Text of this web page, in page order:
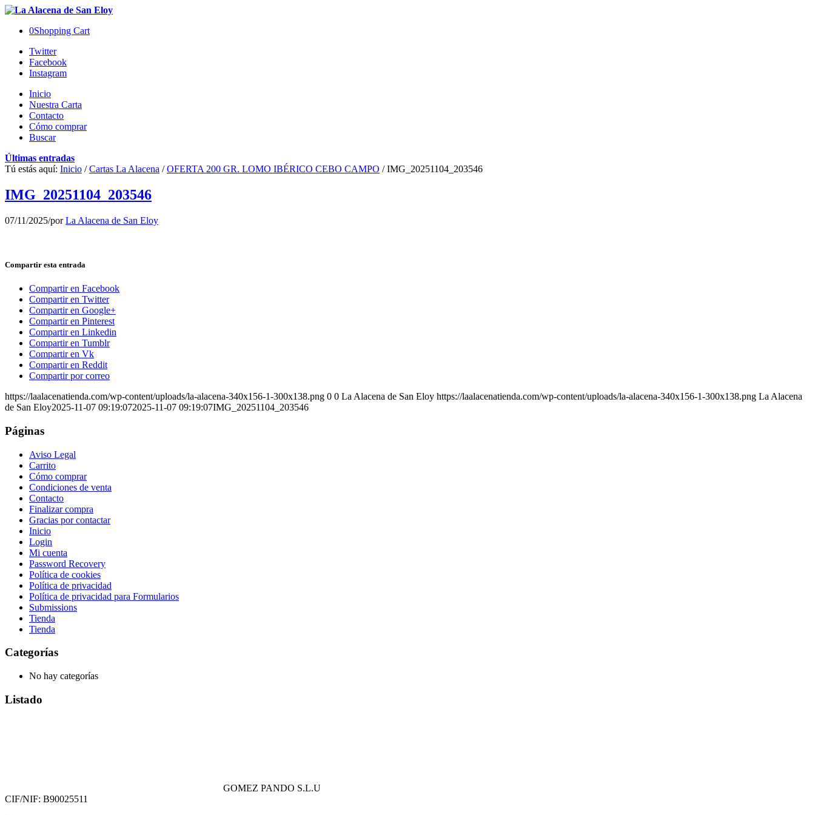
0Shopping Cart
Twitter
Facebook
Instagram
Inicio
Nuestra Carta
Contacto
Cómo comprar
Buscar
Últimas entradas
Tú estás aquí: Inicio / Cartas La Alacena / OFERTA 200 GR. LOMO IBÉRICO CEBO CAMPO / IMG_20251104_203546
IMG_20251104_203546
07/11/2025/porLa Alacena de San Eloy
Compartir esta entrada
Compartir en Facebook
Compartir en Twitter
Compartir en Google+
Compartir en Pinterest
Compartir en Linkedin
Compartir en Tumblr
Compartir en Vk
Compartir en Reddit
Compartir por correo
https://laalacenatienda.com/wp-content/uploads/la-alacena-340x156-1-300x138.png 0 0 La Alacena de San Eloy https://laalacenatienda.com/wp-content/uploads/la-alacena-340x156-1-300x138.png La Alacena
de San Eloy2025-11-07 09:19:072025-11-07 09:19:07IMG_20251104_203546
Páginas
Aviso Legal
Carrito
Cómo comprar
Condiciones de venta
Contacto
Finalizar compra
Gracias por contactar
Inicio
Login
Mi cuenta
Password Recovery
Política de cookies
Política de privacidad
Política de privacidad para Formularios
Submissions
Tienda
Tienda
Categorías
No hay categorías
Listado
GOMEZ PANDO S.L.U
CIF/NIF: B90025511